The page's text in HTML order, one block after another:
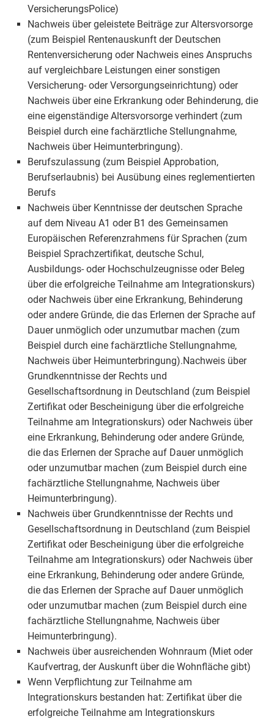
VersicherungsPolice)
Nachweis über geleistete Beiträge zur Altersvorsorge
(zum Beispiel Rentenauskunft der Deutschen
Rentenversicherung oder Nachweis eines Anspruchs
auf vergleichbare Leistungen einer sonstigen
Versicherung- oder Versorgungseinrichtung) oder
Nachweis über eine Erkrankung oder Behinderung, die
eine eigenständige Altersvorsorge verhindert (zum
Beispiel durch eine fachärztliche Stellungnahme,
Nachweis über Heimunterbringung).
Berufszulassung (zum Beispiel Approbation,
Berufserlaubnis) bei Ausübung eines reglementierten
Berufs
Nachweis über Kenntnisse der deutschen Sprache
auf dem Niveau A1 oder B1 des Gemeinsamen
Europäischen Referenzrahmens für Sprachen (zum
Beispiel Sprachzertifikat, deutsche Schul,
Ausbildungs- oder Hochschulzeugnisse oder Beleg
über die erfolgreiche Teilnahme am Integrationskurs)
oder Nachweis über eine Erkrankung, Behinderung
oder andere Gründe, die das Erlernen der Sprache auf
Dauer unmöglich oder unzumutbar machen (zum
Beispiel durch eine fachärztliche Stellungnahme,
Nachweis über Heimunterbringung).Nachweis über
Grundkenntnisse der Rechts und
Gesellschaftsordnung in Deutschland (zum Beispiel
Zertifikat oder Bescheinigung über die erfolgreiche
Teilnahme am Integrationskurs) oder Nachweis über
eine Erkrankung, Behinderung oder andere Gründe,
die das Erlernen der Sprache auf Dauer unmöglich
oder unzumutbar machen (zum Beispiel durch eine
fachärztliche Stellungnahme, Nachweis über
Heimunterbringung).
Nachweis über Grundkenntnisse der Rechts und
Gesellschaftsordnung in Deutschland (zum Beispiel
Zertifikat oder Bescheinigung über die erfolgreiche
Teilnahme am Integrationskurs) oder Nachweis über
eine Erkrankung, Behinderung oder andere Gründe,
die das Erlernen der Sprache auf Dauer unmöglich
oder unzumutbar machen (zum Beispiel durch eine
fachärztliche Stellungnahme, Nachweis über
Heimunterbringung).
Nachweis über ausreichenden Wohnraum (Miet oder
Kaufvertrag, der Auskunft über die Wohnfläche gibt)
Wenn Verpflichtung zur Teilnahme am
Integrationskurs bestanden hat: Zertifikat über die
erfolgreiche Teilnahme am Integrationskurs